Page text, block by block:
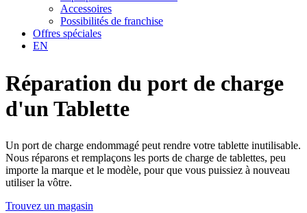
Accessoires
Possibilités de franchise
Offres spéciales
EN
Réparation du port de charge
d'un Tablette
Un port de charge endommagé peut rendre votre tablette inutilisable.
Nous réparons et remplaçons les ports de charge de tablettes, peu
importe la marque et le modèle, pour que vous puissiez à nouveau
utiliser la vôtre.
Trouvez un magasin